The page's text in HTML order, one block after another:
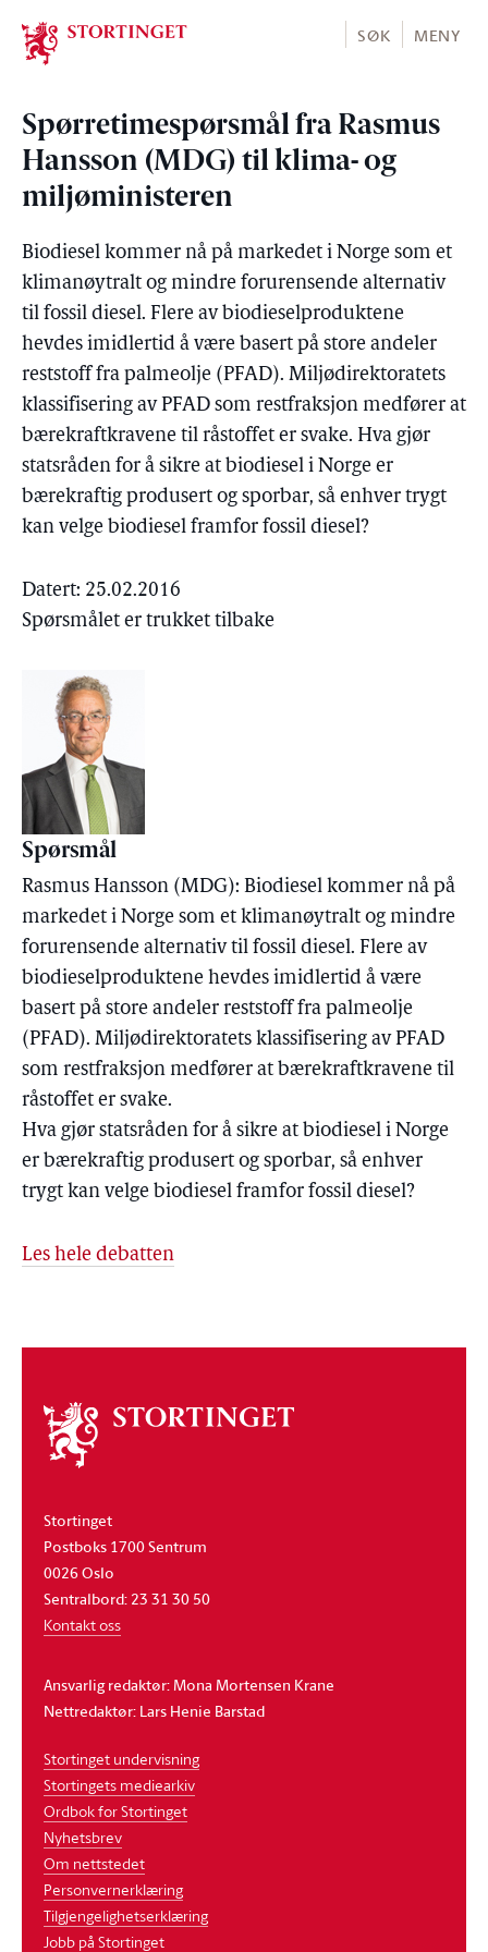
Stortinget.no
SØK MENY
Spørretimespørsmål fra Rasmus
Hansson (MDG) til klima- og
miljøministeren
Biodiesel kommer nå på markedet i Norge som et
klimanøytralt og mindre forurensende alternativ
til fossil diesel. Flere av biodieselproduktene
hevdes imidlertid å være basert på store andeler
reststoff fra palmeolje (PFAD). Miljødirektoratets
klassifisering av PFAD som restfraksjon medfører at
bærekraftkravene til råstoffet er svake. Hva gjør
statsråden for å sikre at biodiesel i Norge er
bærekraftig produsert og sporbar, så enhver trygt
kan velge biodiesel framfor fossil diesel?
Datert: 25.02.2016
Spørsmålet er trukket tilbake
Spørsmål
Rasmus Hansson (MDG): Biodiesel kommer nå på
markedet i Norge som et klimanøytralt og mindre
forurensende alternativ til fossil diesel. Flere av
biodieselproduktene hevdes imidlertid å være
basert på store andeler reststoff fra palmeolje
(PFAD). Miljødirektoratets klassifisering av PFAD
som restfraksjon medfører at bærekraftkravene til
råstoffet er svake.
Hva gjør statsråden for å sikre at biodiesel i Norge
er bærekraftig produsert og sporbar, så enhver
trygt kan velge biodiesel framfor fossil diesel?
Les hele debatten
Om
stortinget
Stortinget
Postboks 1700 Sentrum
0026 Oslo
Sentralbord: 23 31 30 50
Kontakt oss
Ansvarlig redaktør: Mona Mortensen Krane
Nettredaktør: Lars Henie Barstad
Stortinget undervisning
Stortingets mediearkiv
Ordbok for Stortinget
Nyhetsbrev
Om nettstedet
Personvernerklæring
Tilgjengelighetserklæring
Jobb på Stortinget